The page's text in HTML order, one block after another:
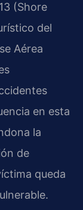
(Shore
del
Aérea
en esta
la
de
queda